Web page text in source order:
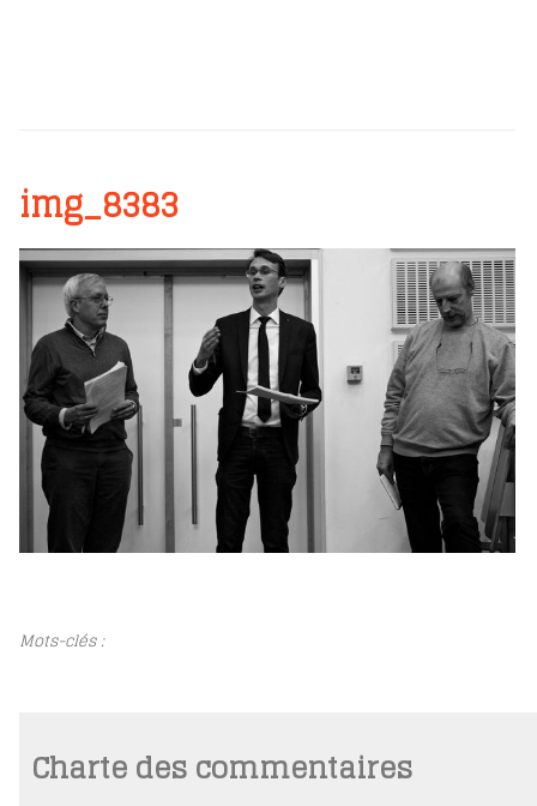
img_8383
Mots-clés :
Charte des commentaires